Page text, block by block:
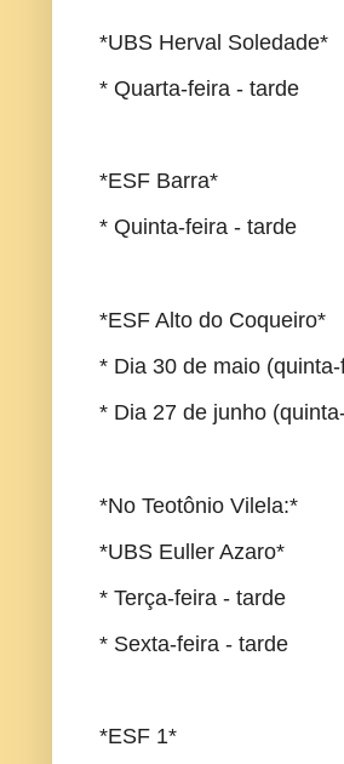
*UBS Herval Soledade*
* Quarta-feira - tarde
*ESF Barra*
* Quinta-feira - tarde
*ESF Alto do Coqueiro*
* Dia 30 de maio
* Dia 27 de junho
*No Teotônio Vilela:*
*UBS Euller Azaro*
* Terça-feira - tarde
* Sexta-feira - tarde
*ESF 1*